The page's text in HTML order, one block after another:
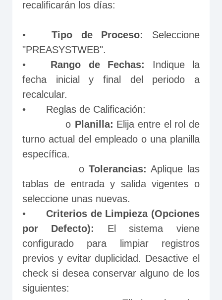
recalificarán los días:
• Tipo de Proceso: Seleccione
"PREASYSTWEB".
Rango de Fechas: Indique la
fecha inicial y final del periodo a
recalcular.
•	Reglas de Calificación:
             o
Planilla: Elija entre el rol de
turno actual del empleado o una planilla
específica.
             o
Tolerancias: Aplique las
tablas de entrada y salida vigentes o
seleccione unas nuevas.
• Criterios de Limpieza (Opciones
por Defecto):
El sistema viene
configurado para limpiar registros
previos y evitar duplicidad. Desactive el
check si desea conservar alguno de los
siguientes: